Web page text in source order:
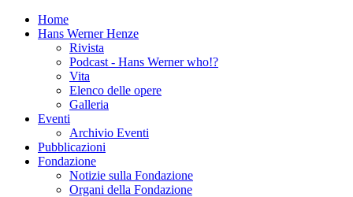
Home
Hans Werner Henze
Rivista
Podcast - Hans Werner who!?
Vita
Elenco delle opere
Galleria
Eventi
Archivio Eventi
Pubblicazioni
Fondazione
Notizie sulla Fondazione
Organi della Fondazione